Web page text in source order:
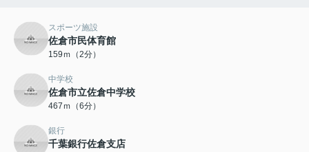
スポーツ施設
佐倉市民体育館
159ｍ（2分）
中学校
佐倉市立佐倉中学校
467ｍ（6分）
銀行
千葉銀行佐倉支店